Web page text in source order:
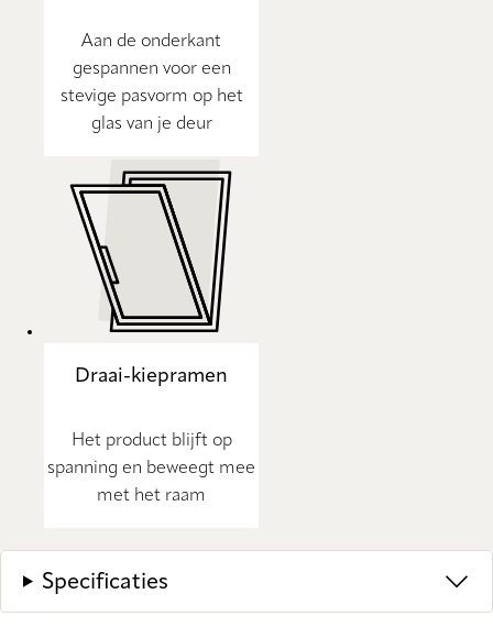
Aan de onderkant
gespannen voor een
stevige pasvorm op het
glas van je deur
Draai-kiepramen
Het product blijft op
spanning en beweegt mee
met het raam
Specificaties